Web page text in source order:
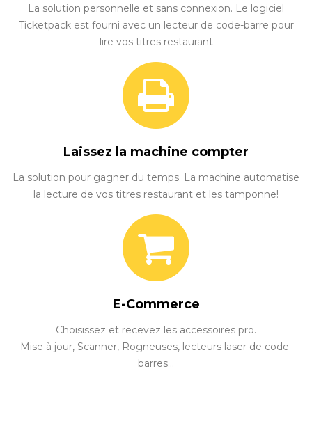
La solution personnelle et sans connexion. Le logiciel
Ticketpack est fourni avec un lecteur de code-barre pour
lire vos titres restaurant
Laissez la machine compter
La solution pour gagner du temps. La machine automatise
la lecture de vos titres restaurant et les tamponne!
E-Commerce
Choisissez et recevez les accessoires pro.
Mise à jour, Scanner, Rogneuses, lecteurs laser de code-
barres...